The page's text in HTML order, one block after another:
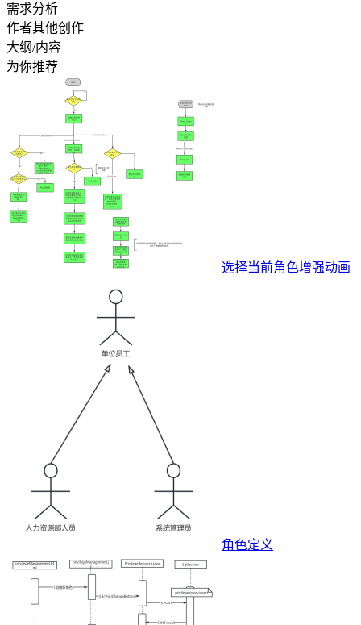
需求分析
作者其他创作
大纲/内容
为你推荐
选择当前角色增强动画
角色定义